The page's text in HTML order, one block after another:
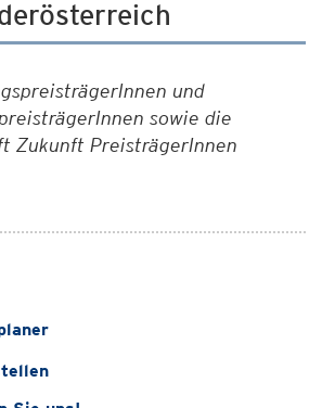
und
sowie die
Zukunft PreisträgerInnen